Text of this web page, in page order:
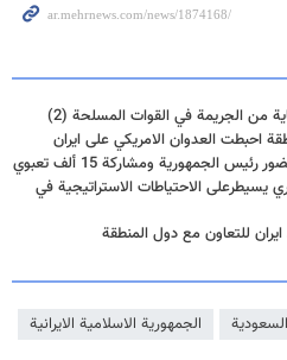
من الجريمة في القوات المسلحة (2)
احبطت العدوان الامريكي على ايران
الجمهورية ومشاركة 15 ألف تعبوي
يسيطرعلى الاحتياطات الاستراتيجية في
للتعاون مع دول المنطقة
السعودية
الجمهورية الاسلامية الايرانية